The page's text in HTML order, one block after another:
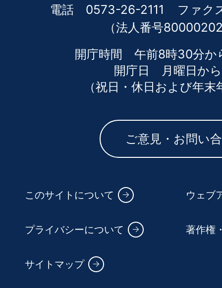
電話 0573-26-2111
ファ
（法人番号
開庁時間 午前8時30分か
開庁日 月曜日か
（祝日・休日および年
ご意見・お問い
このサイトについて ウェブ
プライバシーについて 著作権
サイトマップ